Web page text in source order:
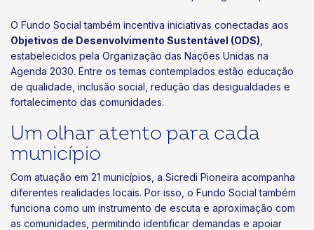
O Fundo Social também incentiva iniciativas conectadas aos
Objetivos de Desenvolvimento Sustentável (ODS)
estabelecidos pela Organização das Nações Unidas na
Agenda 2030. Entre os temas contemplados estão educação
de qualidade, inclusão social, redução das desigualdades e
fortalecimento das comunidades.
Um olhar atento para cada
município
Com atuação em 21 municípios, a Sicredi Pioneira acompanha
diferentes realidades locais. Por isso, o Fundo Social também
funciona como um instrumento de escuta e aproximação com
as comunidades, permitindo identificar demandas e apoiar